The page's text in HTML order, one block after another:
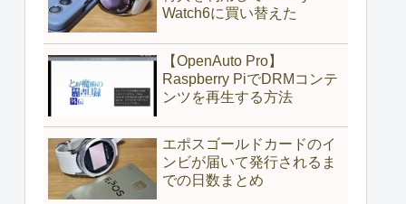
Watch6に買い替えた
【OpenAuto Pro】
Raspberry PiでDRMコンテ
ンツを再生する方法
エポスゴールドカードのイ
ンビが届いて発行されるま
での日数まとめ